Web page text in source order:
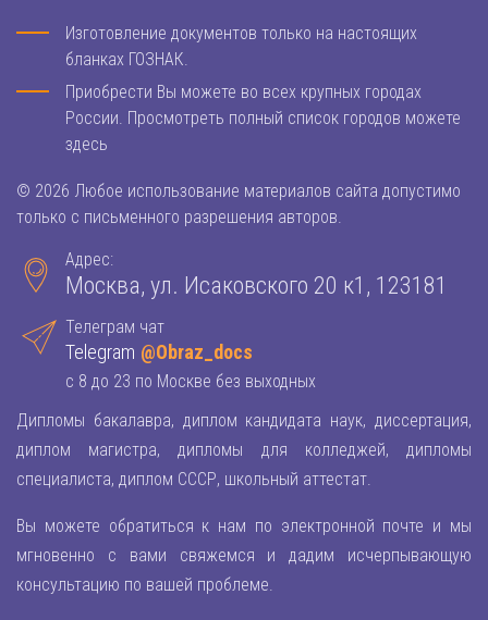
Изготовление документов только на настоящих
бланках ГОЗНАК.
Приобрести Вы можете во всех крупных городах
России. Просмотреть полный список городов можете
здесь
© 2026 Любое использование материалов сайта допустимо
только с письменного разрешения авторов.
Адрес:
Москва, ул. Исаковского 20 к1, 123181
Телеграм чат
Telegram @Obraz_docs
с 8 до 23 по Москве без выходных
Дипломы бакалавра, диплом кандидата наук, диссертация,
диплом магистра, дипломы для колледжей, дипломы
специалиста, диплом СССР, школьный аттестат.
Вы можете обратиться к нам по электронной почте и мы
мгновенно с вами свяжемся и дадим исчерпывающую
консультацию по вашей проблеме.